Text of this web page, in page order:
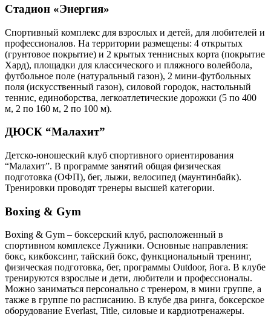
Стадион «Энергия»
Спортивный комплекс для взрослых и детей, для любителей и
профессионалов. На территории размещены: 4 открытых
(грунтовое покрытие) и 2 крытых теннисных корта (покрытие
Хард), площадки для классического и пляжного волейбола,
футбольное поле (натуральный газон), 2 мини-футбольных
поля (искусственный газон), силовой городок, настольный
теннис, единоборства, легкоатлетические дорожки (5 по 400
м, 2 по 160 м, 2 по 100 м).
ДЮСК “Малахит”
Детско-юношеский клуб спортивного ориентирования
“Малахит”. В программе занятий общая физическая
подготовка (ОФП), бег, лыжи, велосипед (маунтинбайк).
Тренировки проводят тренеры высшей категории.
Boxing & Gym
Boxing & Gym – боксерский клуб, расположенный в
спортивном комплексе Лужники. Основные направления:
бокс, кикбоксинг, тайский бокс, функциональный тренинг,
физическая подготовка, бег, программы Outdoor, йога. В клубе
тренируются взрослые и дети, любители и профессионалы.
Можно заниматься персонально с тренером, в мини группе, а
также в группе по расписанию. В клубе два ринга, боксерское
оборудование Everlast, Title, силовые и кардиотренажеры.